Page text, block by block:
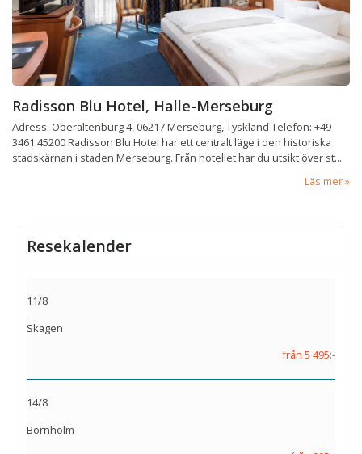
Radisson Blu Hotel, Halle-Merseburg
Adress: Oberaltenburg 4, 06217 Merseburg, Tyskland Telefon: +49
3461 45200 Radisson Blu Hotel har ett centralt läge i den historiska
stadskärnan i staden Merseburg. Från hotellet har du utsikt över st...
Läs mer
Resekalender
11/8
Skagen
från 5 495:-
14/8
Bornholm